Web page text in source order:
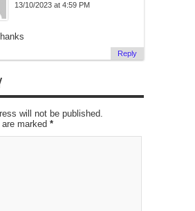
13/10/2023 at 4:59 PM
Reply
will not be published.
marked *